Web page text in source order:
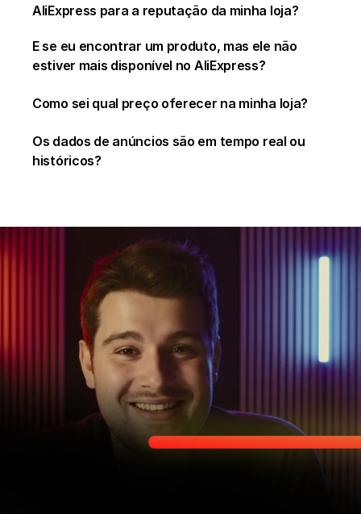
AliExpress para a reputação da minha loja?
E se eu encontrar um produto, mas ele não
estiver mais disponível no AliExpress?
Como sei qual preço oferecer na minha loja?
Os dados de anúncios são em tempo real ou
históricos?